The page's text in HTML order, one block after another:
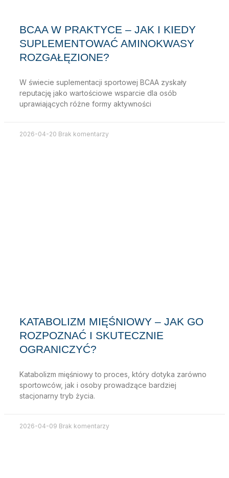
BCAA W PRAKTYCE – JAK I KIEDY
SUPLEMENTOWAĆ AMINOKWASY
ROZGAŁĘZIONE?
W świecie suplementacji sportowej BCAA zyskały
reputację jako wartościowe wsparcie dla osób
uprawiających różne formy aktywności
2026-04-20 Brak komentarzy
KATABOLIZM MIĘŚNIOWY – JAK GO
ROZPOZNAĆ I SKUTECZNIE
OGRANICZYĆ?
Katabolizm mięśniowy to proces, który dotyka zarówno
sportowców, jak i osoby prowadzące bardziej
stacjonarny tryb życia.
2026-04-09 Brak komentarzy